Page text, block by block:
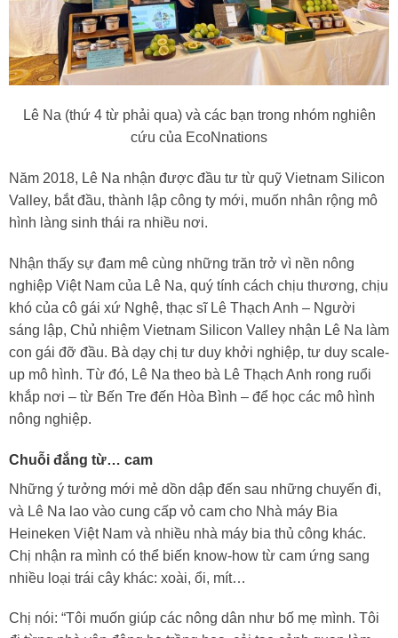
Lê Na (thứ 4 từ phải qua) và các bạn trong nhóm nghiên
cứu của EcoNnations
Năm 2018, Lê Na nhận được đầu tư từ quỹ Vietnam Silicon
Valley, bắt đầu, thành lập công ty mới, muốn nhân rộng mô
hình làng sinh thái ra nhiều nơi.
Nhận thấy sự đam mê cùng những trăn trở vì nền nông
nghiệp Việt Nam của Lê Na, quý tính cách chịu thương, chịu
khó của cô gái xứ Nghệ, thạc sĩ Lê Thạch Anh – Người
sáng lập, Chủ nhiệm Vietnam Silicon Valley nhận Lê Na làm
con gái đỡ đầu. Bà dạy chị tư duy khởi nghiệp, tư duy scale-
up mô hình. Từ đó, Lê Na theo bà Lê Thạch Anh rong ruổi
khắp nơi – từ Bến Tre đến Hòa Bình – để học các mô hình
nông nghiệp.
Chuỗi đắng từ… cam
Những ý tưởng mới mẻ dồn dập đến sau những chuyến đi,
và Lê Na lao vào cung cấp vỏ cam cho Nhà máy Bia
Heineken Việt Nam và nhiều nhà máy bia thủ công khác.
Chị nhận ra mình có thể biến know-how từ cam ứng sang
nhiều loại trái cây khác: xoài, ổi, mít…
Chị nói: “Tôi muốn giúp các nông dân như bố mẹ mình. Tôi